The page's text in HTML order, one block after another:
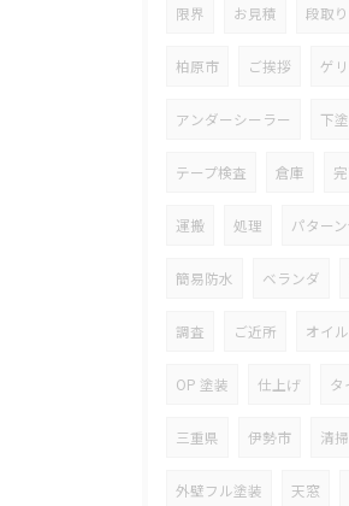
限界 お見積 段取り
柏原市 ご挨拶 ゲ
アンダーシーラー 下
テープ検査 倉庫
運搬 処理 パター
簡易防水 ベランダ
調査 ご近所 オイ
OP 塗装 仕上げ タ
三重県 伊勢市 清掃
外壁フル塗装 天窓